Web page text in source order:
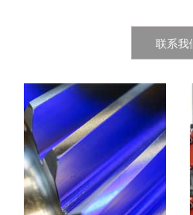
联系我